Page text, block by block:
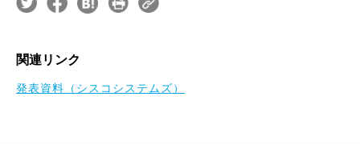
関連リンク
発表資料（シスコシステムズ）